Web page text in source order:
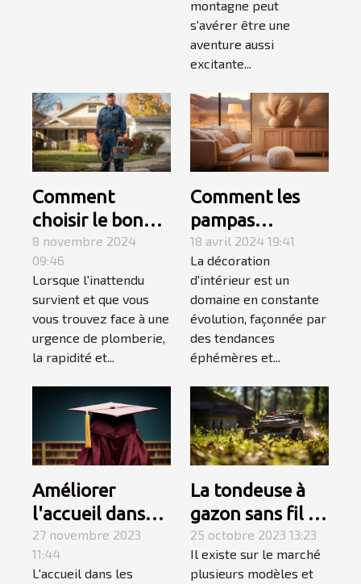
montagne peut
s'avérer être une
aventure aussi
excitante...
Comment
choisir le bon
service de
dépannage en
plomberie
d'urgence
8 novembre 2024
09:46
Lorsque l'inattendu
survient et que vous
vous trouvez face à une
urgence de plomberie,
la rapidité et...
Comment les
pampas
influencent les
tendances en
décoration
d'intérieur en
2023
18 avril 2024 19:41
La décoration
d'intérieur est un
domaine en constante
évolution, façonnée par
des tendances
éphémères et...
Améliorer
l'accueil dans
les
établissements
27 novembre 2023
11:44
L'accueil dans les
La tondeuse à
gazon sans fil :
allons à sa
découverte
25 octobre 2023 13:23
Il existe sur le marché
plusieurs modèles et